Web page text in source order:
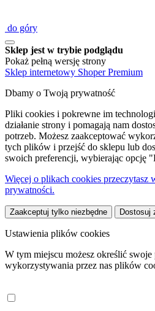
do góry
Sklep jest w trybie podglądu
Pokaż pełną wersję strony
Sklep internetowy Shoper Premium
Dbamy o Twoją prywatność
Pliki cookies i pokrewne im
działanie strony i pomagają nam
potrzeb. Możesz zaakceptować
tych plików i przejść do sklepu lub
swoich preferencji, wybierając opcję
Więcej o plikach cookies przeczytasz
prywatności.
Zaakceptuj tylko niezbędne Dostosuj
Ustawienia plików cookies
W tym miejscu możesz określić swoje
wykorzystywania przez nas plików